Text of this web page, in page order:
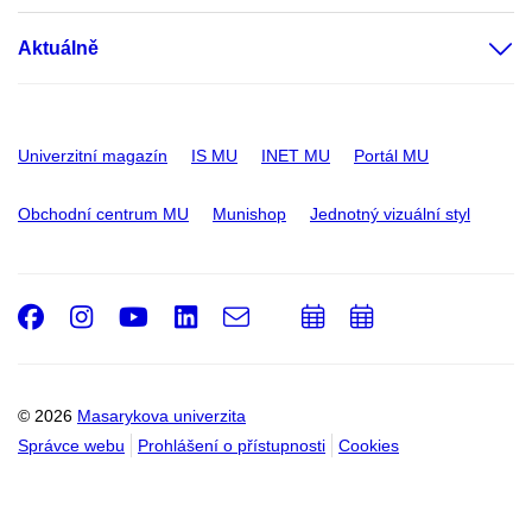
Aktuálně
Univerzitní magazín IS MU INET MU Portál MU
Obchodní centrum MU Munishop Jednotný vizuální styl
© 2026 Masarykova univerzita
Správce webu
Prohlášení o přístupnosti Cookies
Facebook
Instagram
Youtube
LinkedIn
e-
PřidatPřidat